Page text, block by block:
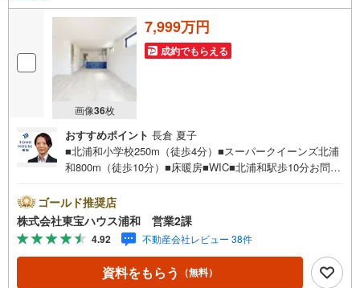
◇インターネット予約で当日現地見学が可能です
（1）［室内・現地を見学する］をクリック
（2）本日～4日以内をご希望の方は
「ご要望・ご質問欄」に希望日時をご記入ください！
画像36枚
7,999万円
成約でもらえる
おすすめポイント 長倉 夏子
■北浦和小学校250m（徒歩4分）■スーパークイーンズ北浦
和800m（徒歩10分）■床暖房■WIC■北浦和駅歩10分お問合
00～22:00（年中無休）こちらの時間帯はお電話でのお問い
合わせがスムーズにご案内できますぜひお気軽にご連絡下
さい！東宝ハウスライフソリューションズグループ 東宝
ハウス浦和 特別提携金利〔一例〕東宝ハウス浦和の住宅
ローン■変動金利全期間引下げプラン⇒住宅ローン金利優遇
割の最大適用《0.89％》と某信用金庫金利1.275％の比較借
ゴールド推奨店
株式会社東宝ハウス浦和 営業2課
4.92 不動産会社レビュー 38件
資料をもらう （無料）